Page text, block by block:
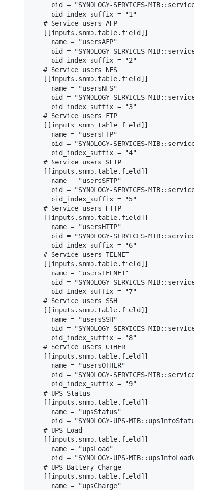
     oid = "SYNOLOGY-SERVICES-MIB::serviceUsers"
     oid_index_suffix = "1"
   # Service users AFP
   [[inputs.snmp.table.field]]
     name = "usersAFP"
     oid = "SYNOLOGY-SERVICES-MIB::serviceUsers"
     oid_index_suffix = "2"
   # Service users NFS
   [[inputs.snmp.table.field]]
     name = "usersNFS"
     oid = "SYNOLOGY-SERVICES-MIB::serviceUsers"
     oid_index_suffix = "3"
   # Service users FTP
   [[inputs.snmp.table.field]]
     name = "usersFTP"
     oid = "SYNOLOGY-SERVICES-MIB::serviceUsers"
     oid_index_suffix = "4"
   # Service users SFTP
   [[inputs.snmp.table.field]]
     name = "usersSFTP"
     oid = "SYNOLOGY-SERVICES-MIB::serviceUsers"
     oid_index_suffix = "5"
   # Service users HTTP
   [[inputs.snmp.table.field]]
     name = "usersHTTP"
     oid = "SYNOLOGY-SERVICES-MIB::serviceUsers"
     oid_index_suffix = "6"
   # Service users TELNET
   [[inputs.snmp.table.field]]
     name = "usersTELNET"
     oid = "SYNOLOGY-SERVICES-MIB::serviceUsers"
     oid_index_suffix = "7"
   # Service users SSH
   [[inputs.snmp.table.field]]
     name = "usersSSH"
     oid = "SYNOLOGY-SERVICES-MIB::serviceUsers"
     oid_index_suffix = "8"
   # Service users OTHER
   [[inputs.snmp.table.field]]
     name = "usersOTHER"
     oid = "SYNOLOGY-SERVICES-MIB::serviceUsers"
     oid_index_suffix = "9"
   # UPS Status
   [[inputs.snmp.table.field]]
     name = "upsStatus"
     oid = "SYNOLOGY-UPS-MIB::upsInfoStatus"
   # UPS Load
   [[inputs.snmp.table.field]]
     name = "upsLoad"
     oid = "SYNOLOGY-UPS-MIB::upsInfoLoadValue"
   # UPS Battery Charge
   [[inputs.snmp.table.field]]
     name = "upsCharge"